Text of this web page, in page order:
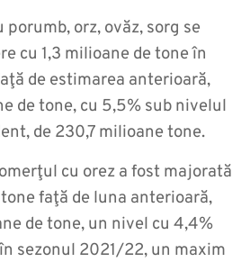
orz, ovăz, sorg se
cu 1,3 milioane de tone în
de estimarea anterioară,
de tone, cu 5,5% sub nivelul
de 230,7 milioane tone.
cu orez a fost majorată
faţă de luna anterioară,
de tone, un nivel cu 4,4%
sezonul 2021/22, un maxim